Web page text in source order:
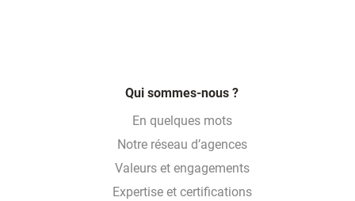
Qui sommes-nous ?
En quelques mots
Notre réseau d’agences
Valeurs et engagements
Expertise et certifications